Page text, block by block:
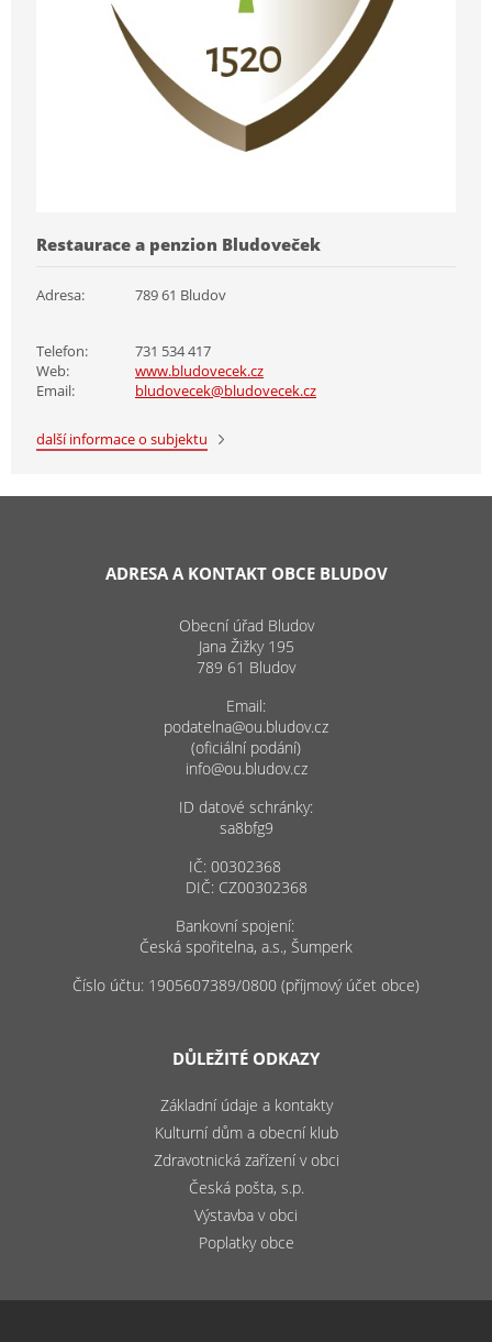
Restaurace a penzion Bludoveček
Adresa: 789 61 Bludov
Telefon:
731 534 417
Web:
www.bludovecek.cz
Email:
bludovecek@bludovecek.cz
další informace o subjektu
ADRESA A KONTAKT OBCE BLUDOV
Obecní úřad Bludov
Jana Žižky 195
789 61 Bludov
Email:
podatelna@ou.bludov.cz
(oficiální podání)
info@ou.bludov.cz
ID datové schránky:
sa8bfg9
IČ: 00302368
DIČ: CZ00302368
Bankovní spojení:
Česká spořitelna, a.s., Šumperk
Číslo účtu: 1905607389/0800 (příjmový účet obce)
DŮLEŽITÉ ODKAZY
Základní údaje a kontakty
Kulturní dům a obecní klub
Zdravotnická zařízení v obci
Česká pošta, s.p.
Výstavba v obci
Poplatky obce